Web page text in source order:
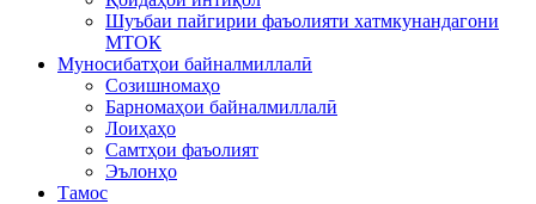
Шуъбаи пайгирии фаъолияти хатмкунандагони
МТОК
Муносибатҳои байналмиллалӣ
Созишномаҳо
Барномаҳои байналмиллалӣ
Лоиҳаҳо
Самтҳои фаъолият
Эълонҳо
Тамос